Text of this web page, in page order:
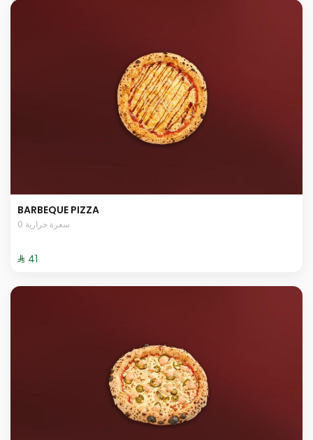
BARBEQUE PIZZA
0 سعرة حرارية
⁨⁦‪‬ 41⁩